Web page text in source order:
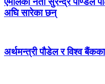
अघि सारेका छन्
अर्थमन्त्री पौडेल र विश्व